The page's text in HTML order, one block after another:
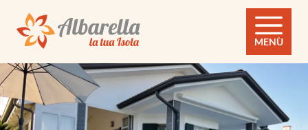
MENÙ